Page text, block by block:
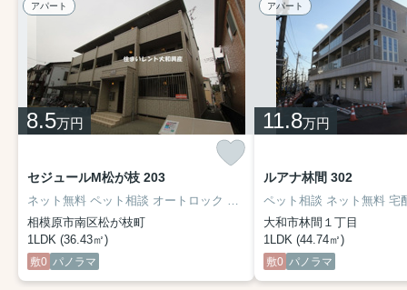
アパート
8.5万円
セジュールM松が枝 203
ネット無料 ペット相談 オートロック SECOM 収納豊富 都市ガス 浴室乾燥 システムキッチン
相模原市南区松が枝町
1LDK (36.43㎡)
敷0 パノラマ
アパート
11.8万円
ルアナ林間 302
大和市林間１丁目
1LDK (44.74㎡)
敷0 パノラマ